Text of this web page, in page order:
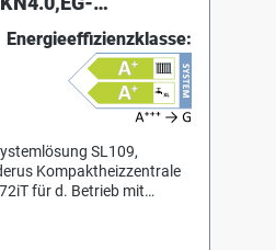
Energieeffizienzklasse:
SL109,
Kompaktheizzentrale
für d. Betrieb mit
mit